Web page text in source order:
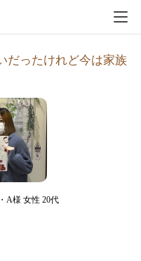
だったけれど今は家族
A様 女性 20代